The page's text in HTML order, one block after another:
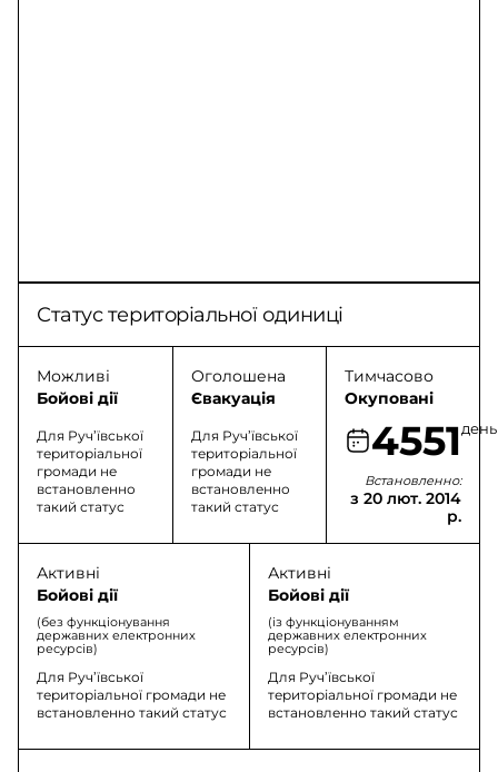
Статус територіальної одиниці
Можливі
Бойові дії
Для Руч’ївської
територіальної
громади не
встановленно
такий статус
Оголошена
Євакуація
Для Руч’ївської
територіальної
громади не
встановленно
такий статус
Тимчасово
Окуповані
4551день
Встановленно:
з 20 лют. 2014
р.
Активні
Бойові дії
(без функціонування
державних електронних
ресурсів)
Для Руч’ївської
територіальної громади не
встановленно такий статус
Активні
Бойові дії
(із функціонуванням
державних електронних
ресурсів)
Для Руч’ївської
територіальної громади не
встановленно такий статус